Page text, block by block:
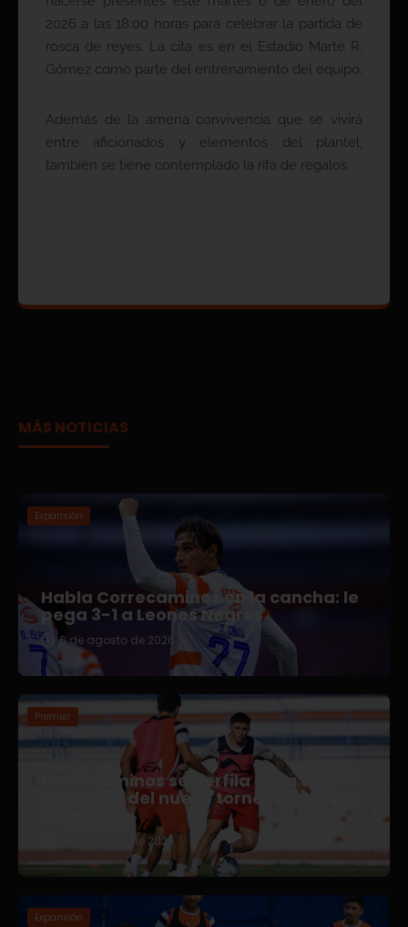
2026 a las 18:00 horas para celebrar la partida de
rosca de reyes. La cita es en el Estadio Marte R.
Gómez como parte del entrenamiento del equipo.
Además de la amena convivencia que se vivirá
entre aficionados y elementos del plantel,
también se tiene contemplado la rifa de regalos.
MÁS NOTICIAS
Expansión
Habla Correcaminos en la cancha: le
pega 3-1 a Leones Negros
6 de agosto de 2026
Premier
Correcaminos se perfila para el
arranque del nuevo torneo en Liga
5 de agosto de 2026
Expansión